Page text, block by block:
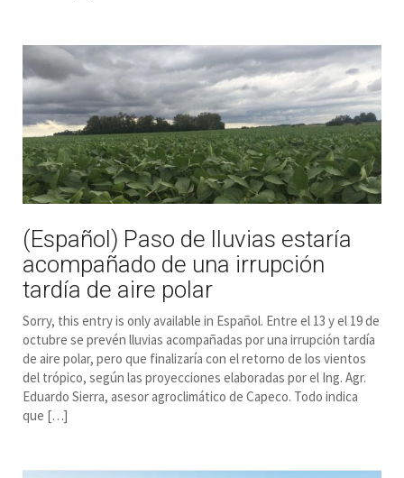
(Español) Paso de lluvias estaría
acompañado de una irrupción
tardía de aire polar
Sorry, this entry is only available in Español. Entre el 13 y el 19 de
octubre se prevén lluvias acompañadas por una irrupción tardía
de aire polar, pero que finalizaría con el retorno de los vientos
del trópico, según las proyecciones elaboradas por el Ing. Agr.
Eduardo Sierra, asesor agroclimático de Capeco. Todo indica
que […]